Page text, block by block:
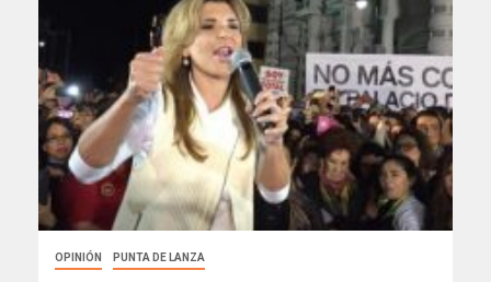
OPINIÓN PUNTA DE LANZA